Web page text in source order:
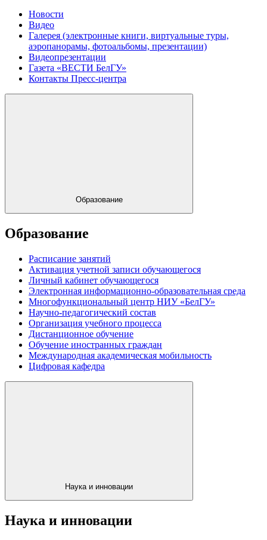
Новости
Видео
Галерея (электронные книги, виртуальные туры,
аэропанорамы, фотоальбомы, презентации)
Видеопрезентации
Газета «ВЕСТИ БелГУ»
Контакты Пресс-центра
Образование
Образование
Расписание занятий
Активация учетной записи обучающегося
Личный кабинет обучающегося
Электронная информационно-образовательная среда
Многофункциональный центр НИУ «БелГУ»
Научно-педагогический состав
Организация учебного процесса
Дистанционное обучение
Обучение иностранных граждан
Международная академическая мобильность
Цифровая кафедра
Наука и инновации
Наука и инновации